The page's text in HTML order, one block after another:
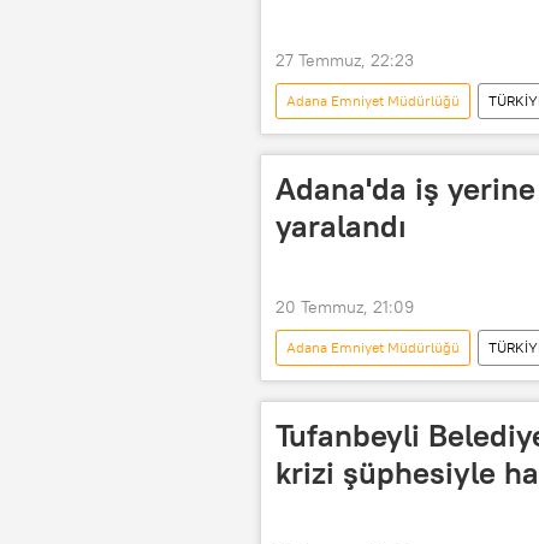
27 Temmuz, 22:23
Adana Emniyet Müdürlüğü
Adana Büyükşehir Belediyesi
Adana'da iş yerine
yaralandı
20 Temmuz, 21:09
Adana Emniyet Müdürlüğü
Adana Büyükşehir Belediyesi
Tufanbeyli
krizi şüphesiyle